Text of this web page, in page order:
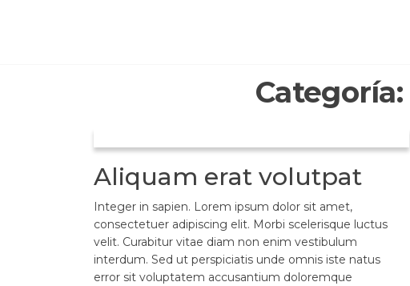
Categoría:
Aliquam erat volutpat
Integer in sapien. Lorem ipsum dolor sit amet,
consectetuer adipiscing elit. Morbi scelerisque luctus
velit. Curabitur vitae diam non enim vestibulum
interdum. Sed ut perspiciatis unde omnis iste natus
error sit voluptatem accusantium doloremque